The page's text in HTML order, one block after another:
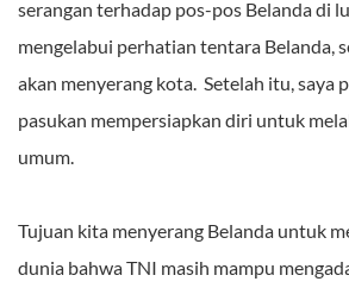
serangan terhadap pos-pos Belanda di
mengelabui perhatian tentara Belanda,
akan menyerang kota. Setelah itu, saya
pasukan mempersiapkan diri untuk
umum.
Tujuan kita menyerang Belanda untuk
dunia bahwa TNI masih mampu